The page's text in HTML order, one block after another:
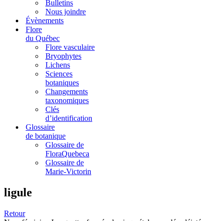
Bulletins
Nous joindre
Évènements
Flore
du Québec
Flore vasculaire
Bryophytes
Lichens
Sciences
botaniques
Changements
taxonomiques
Clés
d’identification
Glossaire
de botanique
Glossaire de
FloraQuebeca
Glossaire de
Marie-Victorin
ligule
Retour